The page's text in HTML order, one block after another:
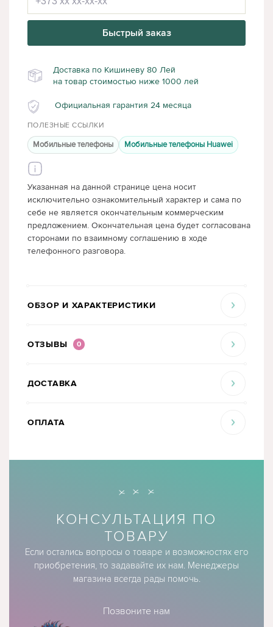
Быстрый заказ
Доставка по Кишиневу 80 Лей
на товар стоимостью ниже 1000 лей
Официальная гарантия 24 месяца
ПОЛЕЗНЫЕ ССЫЛКИ
Мобильные телефоны Мобильные телефоны Huawei
Указанная на данной странице цена носит
исключительно ознакомительный характер и сама по
себе не является окончательным коммерческим
предложением. Окончательная цена будет согласована
сторонами по взаимному соглашению в ходе
телефонного разговора.
ОБЗОР И ХАРАКТЕРИСТИКИ
ОТЗЫВЫ 0
ДОСТАВКА
ОПЛАТА
КОНСУЛЬТАЦИЯ ПО
ТОВАРУ
Если остались вопросы о товаре и возможностях его
приобретения, то задавайте их нам. Менеджеры
магазина всегда рады помочь.
Позвоните нам